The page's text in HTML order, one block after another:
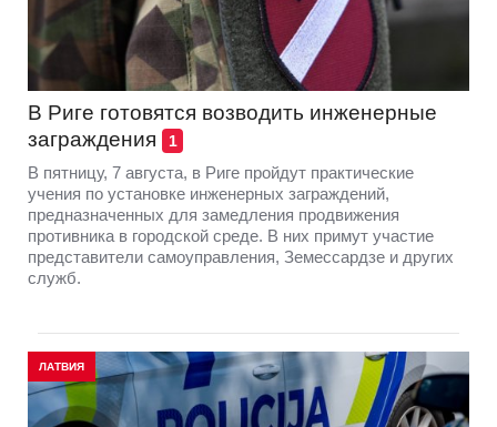
В Риге готовятся возводить инженерные
заграждения
1
В пятницу, 7 августа, в Риге пройдут практические
учения по установке инженерных заграждений,
предназначенных для замедления продвижения
противника в городской среде. В них примут участие
представители самоуправления, Земессардзе и других
служб.
ЛАТВИЯ